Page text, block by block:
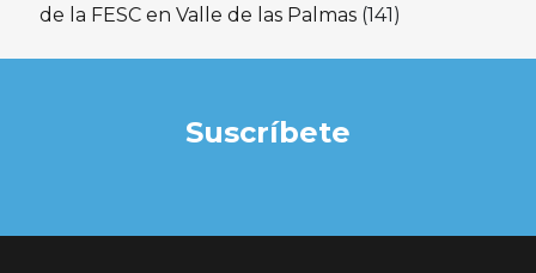
de la FESC en Valle de las Palmas (141)
Suscríbete